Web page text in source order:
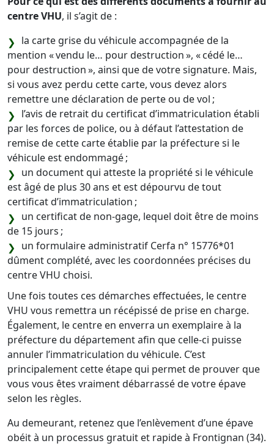
centre VHU, il s’agit de :
la carte grise du véhicule accompagnée de la
mention « vendu le… pour destruction », « cédé le…
pour destruction », ainsi que de votre signature. Mais,
si vous avez perdu cette carte, vous devez alors
remettre une déclaration de perte ou de vol ;
l’avis de retrait du certificat d’immatriculation établi
par les forces de police, ou à défaut l’attestation de
remise de cette carte établie par la préfecture si le
véhicule est endommagé ;
un document qui atteste la propriété si le véhicule
est âgé de plus 30 ans et est dépourvu de tout
certificat d’immatriculation ;
un certificat de non-gage, lequel doit être de moins
de 15 jours ;
un formulaire administratif Cerfa n° 15776*01
dûment complété, avec les coordonnées précises du
centre VHU choisi.
Une fois toutes ces démarches effectuées, le centre
VHU vous remettra un récépissé de prise en charge.
Également, le centre en enverra un exemplaire à la
préfecture du département afin que celle-ci puisse
annuler l’immatriculation du véhicule. C’est
principalement cette étape qui permet de prouver que
vous vous êtes vraiment débarrassé de votre épave
selon les règles.
Au demeurant, retenez que l’enlèvement d’une épave
obéit à un processus gratuit et rapide à Frontignan (34).